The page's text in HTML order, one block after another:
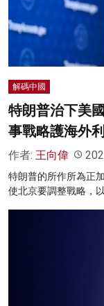
解碼中國
特朗普治下美
事戰略護海外
作者: 王向偉
特朗普的所作所為正
使北京要調整戰略，